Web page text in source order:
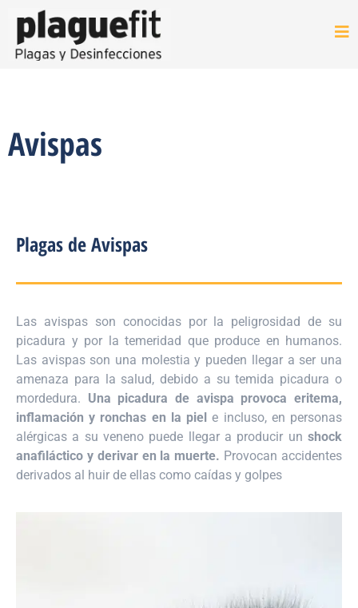
Avispas
Plagas de Avispas
Las avispas son conocidas por la peligrosidad de su
picadura y por la temeridad que produce en humanos.
Las avispas son una molestia y pueden llegar a ser una
amenaza para la salud, debido a su temida picadura o
mordedura. Una picadura de avispa provoca eritema,
inflamación y ronchas en la piel e incluso, en personas
alérgicas a su veneno puede llegar a producir un shock
anafiláctico y derivar en la muerte. Provocan accidentes
derivados al huir de ellas como caídas y golpes